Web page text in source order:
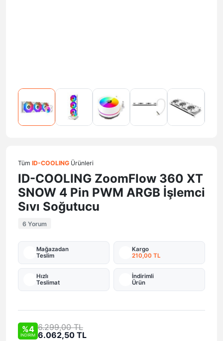
Tüm ID-COOLING Ürünleri
ID-COOLING ZoomFlow 360 XT
SNOW 4 Pin PWM ARGB İşlemci
Sıvı Soğutucu
6 Yorum
Mağazadan
Teslim
Kargo
210,00 TL
Hızlı
Teslimat
İndirimli
Ürün
%4
İNDİRİM
6.299,00 TL
6.062,50 TL